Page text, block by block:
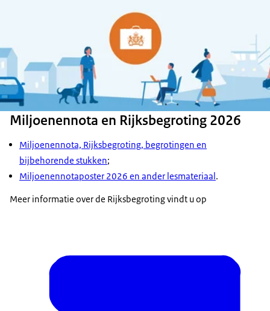
Miljoenennota en Rijksbegroting 2026
Miljoenennota, Rijksbegroting, begrotingen en
bijbehorende stukken;
Miljoenennotaposter 2026 en ander lesmateriaal.
Meer informatie over de Rijksbegroting vindt u op